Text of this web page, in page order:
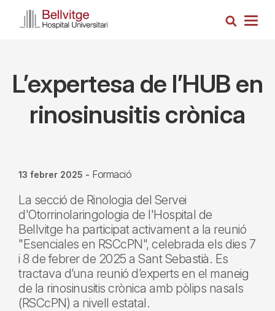
Cerca
L’expertesa de l’HUB en
rinosinusitis crònica
13 febrer 2025 - Formació
La secció de Rinologia del Servei
d'Otorrinolaringologia de l'Hospital de
Bellvitge ha participat activament a la reunió
"Esenciales en RSCcPN", celebrada els dies 7
i 8 de febrer de 2025 a Sant Sebastià. Es
tractava d’una reunió d’experts en el maneig
de la rinosinusitis crònica amb pòlips nasals
(RSCcPN) a nivell estatal.